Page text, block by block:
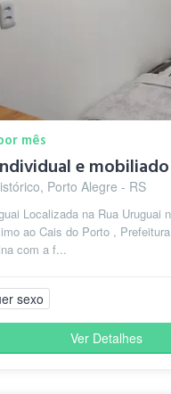
mês
e
Porto Alegre - RS
Localizada na Rua Uruguai
ao Cais do Porto ,
com a f...
sexo
Ver Detalhes